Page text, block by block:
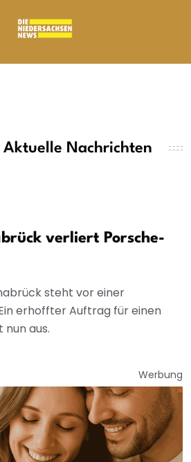
Nachrichten
verliert Porsche-
steht vor einer
erhoffter Auftrag für einen
aus.
Werbung